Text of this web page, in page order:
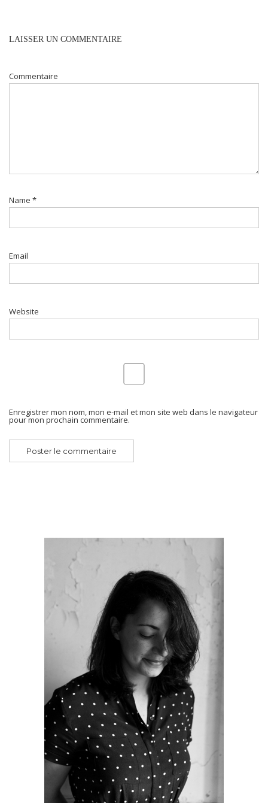
LAISSER UN COMMENTAIRE
Commentaire
Name *
Email
Website
Enregistrer mon nom, mon e-mail et mon site web dans le navigateur
pour mon prochain commentaire.